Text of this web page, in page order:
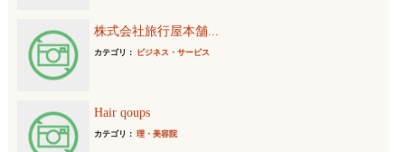
株式会社旅行屋本舗...
カテゴリ： ビジネス・サービス
Hair qoups
カテゴリ： 理・美容院